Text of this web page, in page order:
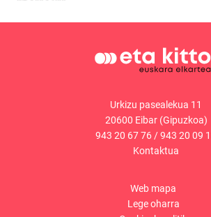
Urkizu pasealekua 11
20600 Eibar (Gipuzkoa)
943 20 67 76 /943 20 09
Kontaktua
Web mapa
Lege oharra